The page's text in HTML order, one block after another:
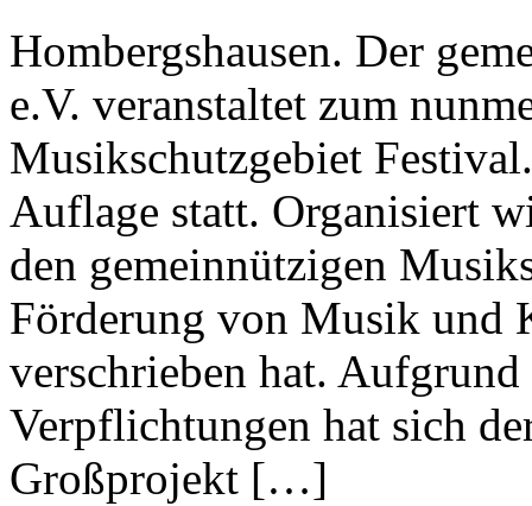
Hombergshausen. Der
e.V. veranstaltet zum
Musikschutzgebiet
Auflage statt. Organisiert
den gemeinnützigen
Förderung von Musik und
verschrieben hat.
Verpflichtungen hat sich
Großprojekt […]